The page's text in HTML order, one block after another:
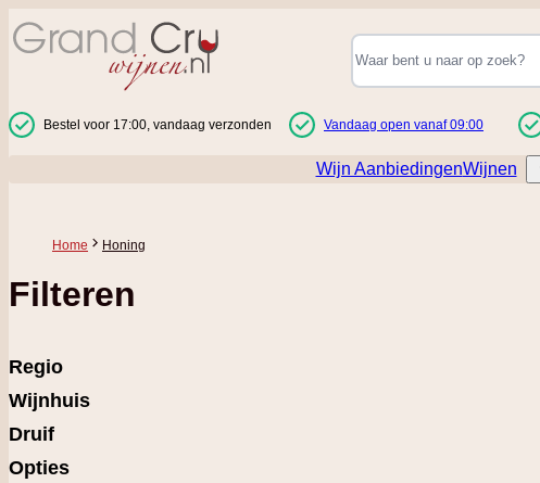
Ga naar de inhoud
Bestel voor 17:00, vandaag verzonden Vandaag open vanaf 09:00
Wijn AanbiedingenWijnen
Home Honing
Filteren
Regio
Wijnhuis
Druif
Opties